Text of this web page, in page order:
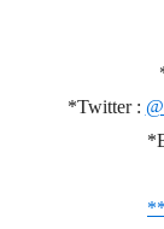
*Twitter :